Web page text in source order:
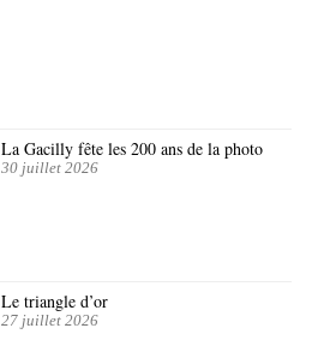
La Gacilly fête les 200 ans de la photo
30 juillet 2026
Le triangle d’or
27 juillet 2026